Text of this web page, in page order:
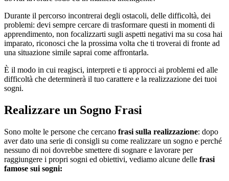
Durante il percorso incontrerai degli ostacoli, delle difficoltà, dei
problemi: devi sempre cercare di trasformare questi in momenti di
apprendimento, non focalizzarti sugli aspetti negativi ma su cosa hai
imparato, riconosci che la prossima volta che ti troverai di fronte ad
una situazione simile saprai come affrontarla.
È il modo in cui reagisci, interpreti e ti approcci ai problemi ed alle
difficoltà che determinerà il tuo carattere e la realizzazione dei tuoi
sogni.
Realizzare un Sogno Frasi
Sono molte le persone che cercano frasi sulla realizzazione: dopo
aver dato una serie di consigli su come realizzare un sogno e perché
nessuno di noi dovrebbe smettere di sognare e lavorare per
raggiungere i propri sogni ed obiettivi, vediamo alcune delle frasi
famose sui sogni: